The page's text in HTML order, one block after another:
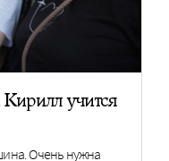
учится
Очень нужна